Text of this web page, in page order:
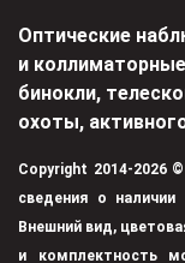
Оптические
и
бинокли,
охоты,
Copyright 2014-2026
сведения о
Внешний вид,
и комплектность